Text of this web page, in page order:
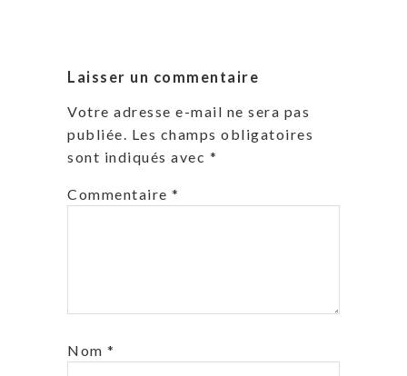
Laisser un commentaire
Votre adresse e-mail ne sera pas
publiée. Les champs obligatoires
sont indiqués avec *
Commentaire *
Nom *